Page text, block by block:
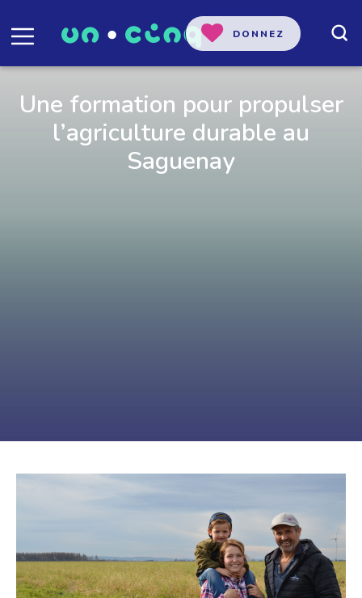
DONNEZ
Une formation pour propulser
l’agriculture durable au
Saguenay